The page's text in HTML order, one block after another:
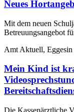
Neues
Mit dem neuen
Betreuungsangebot
Amt Aktuell,
Mein Kind ist
Die Kassenärztliche